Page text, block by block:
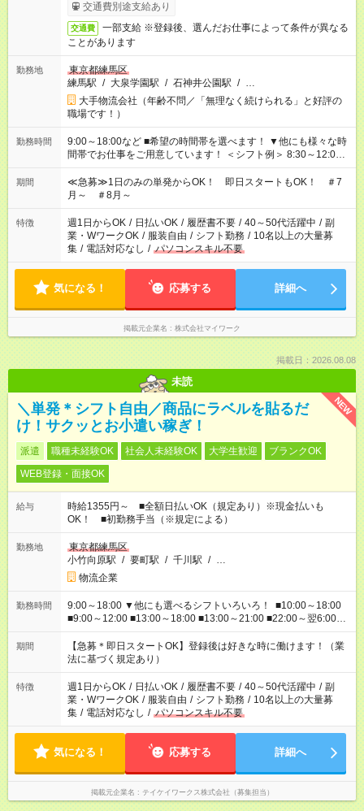
交通費別途支給あり
交通費
一部支給 ※登録後、選んだお仕事によって条件が異なる
ことがあります
勤務地
東京都練馬区
練馬駅 / 大泉学園駅 / 石神井公園駅 / …
大手物流会社（年齢不問／「無理なく続けられる」と好評の
職場です！）
勤務時間
9:00～18:00など ■希望の時間帯を選べます！ ▼他にも様々な時
間帯でお仕事をご用意しています！ ＜シフト例＞ 8:30～12:00
17:00～22:00 13:00～22:00 22:00～翌6:00 など
期間
≪急募≫1日のみの単発からOK！ 即日スタートもOK！ ＃7
月～ ＃8月～
特徴 週1日からOK / 日払いOK / 履歴書不要 / 40～50代活躍中 / 副
業・WワークOK / 服装自由 / シフト勤務 / 10名以上の大量募
集 / 電話対応なし / パソコンスキル不要
気になる！ 応募する 詳細へ
掲載元企業名 株式会社マイワーク
掲載日：2026.08.08
未読
NEW
＼単発＊シフト自由／商品にラベルを貼るだ
け！サクッとお小遣い稼ぎ！
派遣 職種未経験OK 社会人未経験OK 大学生歓迎
ブランクOK
WEB登録・面接OK
給与
時給1355円～ ■全額日払いOK（規定あり）※現金払いも
OK！ ■初勤務手当（※規定による）
勤務地
東京都練馬区
小竹向原駅 / 要町駅 / 千川駅 / …
物流企業
勤務時間
9:00～18:00 ▼他にも選べるシフトいろいろ！ ■10:00～18:00
■9:00～12:00 ■13:00～18:00 ■13:00～21:00 ■22:00～翌6:00
など あなたの希望を教えてください！
期間
【急募＊即日スタートOK】登録後は好きな時に働けます！（業
法に基づく規定あり）
特徴 週1日からOK / 日払いOK / 履歴書不要 / 40～50代活躍中 / 副
業・WワークOK / 服装自由 / シフト勤務 / 10名以上の大量募
集 / 電話対応なし / パソコンスキル不要
気になる！ 応募する 詳細へ
掲載元企業名 テイケイワークス株式会社（募集担当）